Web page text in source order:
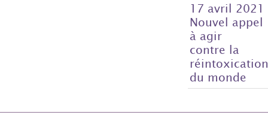
17 avril 2021
Nouvel appel
à agir
contre la
du monde